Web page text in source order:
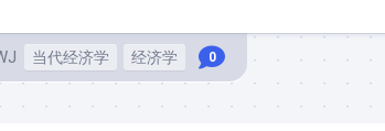
当代经济学 经济学 0